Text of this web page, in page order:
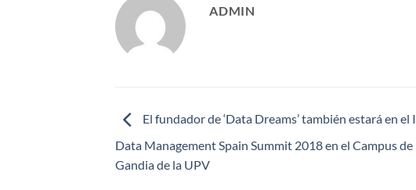
ADMIN
El fundador de ‘Data Dreams’ también estará en el I
Data Management Spain Summit 2018 en el Campus de
Gandia de la UPV